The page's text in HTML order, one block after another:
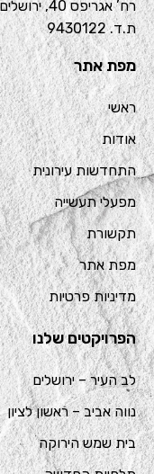
רח’ אגריפס 40, ירושלים
ת.ד. 9430122
מפת אתר
ראשי
אודות
התחדשות עירונית
מפעלי תעשייה
תקשורת
מפת אתר
מדיניות פרטיות
הפרויקטים שלנו
לב העיר – ירושלים
נווה אביב – ראשון לציון
בית שמש הירוקה